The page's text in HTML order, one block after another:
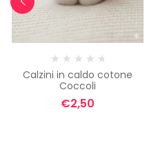
Calzini in caldo cotone
Coccoli
€2,50